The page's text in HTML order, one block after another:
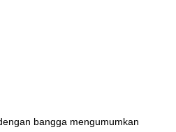
bangga mengumumkan